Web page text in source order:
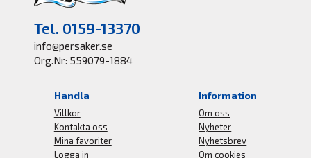
Tel. 0159-13370
info@persaker.se
Org.Nr: 559079-1884
Handla
Villkor
Kontakta oss
Mina favoriter
Logga in
Information
Om oss
Nyheter
Nyhetsbrev
Om cookies